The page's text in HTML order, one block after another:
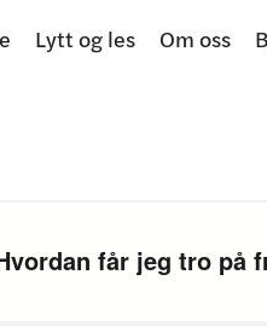
Lytt og les Om oss